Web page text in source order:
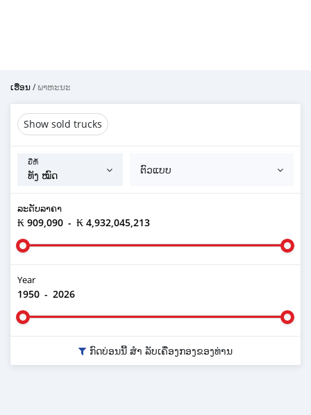
ເຮືອນ/ພາຫະນະ
Show sold trucks
ຍີ່ຫໍ້
ຕົວແບບ
ລະ​ດັບ​ລາ​ຄາ
₭ 909,090 - ₭ 4,932,045,213
Year
1950 - 2026
ກົດບ່ອນນີ້ ສຳ ລັບເຄື່ອງກອງຂອງທ່ານ